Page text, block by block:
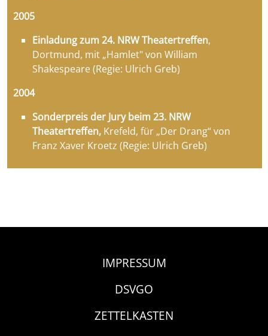
2005
Einladung zum 24. NRW Theatertreffen,
Dortmund, mit „Hamlet" von William
Shakespeare (Regie: Ulrich Greb)
2004
Sonderpreis der Jury beim 23. NRW
Theatertreffen, Krefeld, für „Der Drang“ von
Franz Xaver Kroetz (Regie: Ulrich Greb)
IMPRESSUM
DSVGO
ZETTELKASTEN